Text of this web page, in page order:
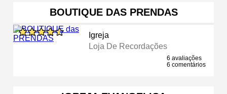
BOUTIQUE DAS PRENDAS
Igreja
Loja De Recordações
6 avaliações
6 comentários